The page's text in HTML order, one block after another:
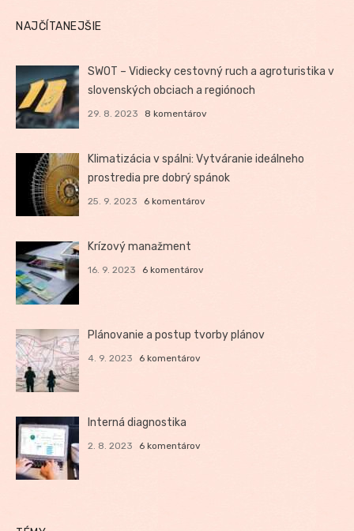
NAJČÍTANEJŠIE
SWOT – Vidiecky cestovný ruch a agroturistika v
slovenských obciach a regiónoch
29. 8. 2023 8 komentárov
Klimatizácia v spálni: Vytváranie ideálneho
prostredia pre dobrý spánok
25. 9. 2023 6 komentárov
Krízový manažment
16. 9. 2023 6 komentárov
Plánovanie a postup tvorby plánov
4. 9. 2023 6 komentárov
Interná diagnostika
2. 8. 2023 6 komentárov